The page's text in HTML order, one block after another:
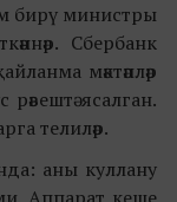
бирү министры
Сбербанк
мәктәпләр
ясалган.
телиләр.
аны куллану